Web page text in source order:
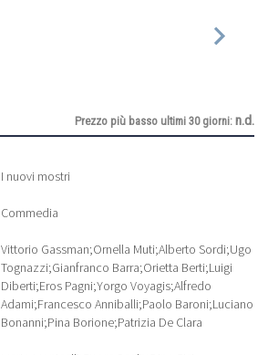
Prezzo più basso ultimi 30 giorni: n.d.
I nuovi mostri
Commedia
Vittorio Gassman;Ornella Muti;Alberto Sordi;Ugo
Tognazzi;Gianfranco Barra;Orietta Berti;Luigi
Diberti;Eros Pagni;Yorgo Voyagis;Alfredo
Adami;Francesco Anniballi;Paolo Baroni;Luciano
Bonanni;Pina Borione;Patrizia De Clara